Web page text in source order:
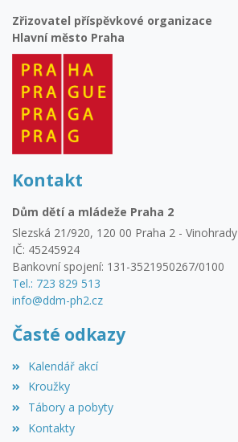
Zřizovatel příspěvkové organizace
Hlavní město Praha
Kontakt
Dům dětí a mládeže Praha 2
Slezská 21/920, 120 00 Praha 2 - Vinohrady
IČ: 45245924
Bankovní spojení: 131-3521950267/0100
Tel.: 723 829 513
info@ddm-ph2.cz
Časté odkazy
Kalendář akcí
Kroužky
Tábory a pobyty
Kontakty